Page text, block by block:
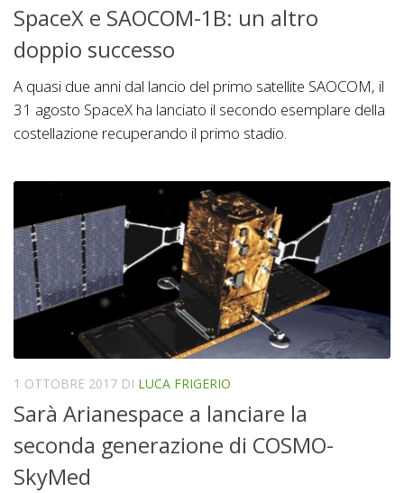
SpaceX e SAOCOM-1B: un altro
doppio successo
A quasi due anni dal lancio del primo satellite SAOCOM, il
31 agosto SpaceX ha lanciato il secondo esemplare della
costellazione recuperando il primo stadio.
1 OTTOBRE 2017 DI LUCA FRIGERIO
Sarà Arianespace a lanciare la
seconda generazione di COSMO-
SkyMed